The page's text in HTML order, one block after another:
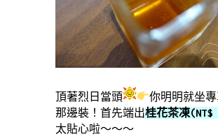
頂著烈日當頭
你明明就坐
那邊裝！首先端出桂花茶凍(NT$
太貼心啦～～～